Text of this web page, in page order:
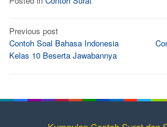
Post
navigation
Previous post
Contoh Soal Bahasa Indonesia
Kelas 10 Beserta Jawabannya